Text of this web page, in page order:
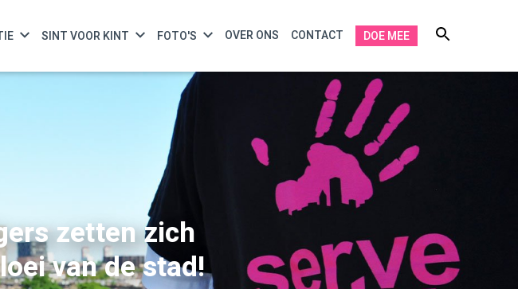
SINT VOOR KINT FOTO'S OVER ONS CONTACT DOE MEE
zetten zich
van de stad!